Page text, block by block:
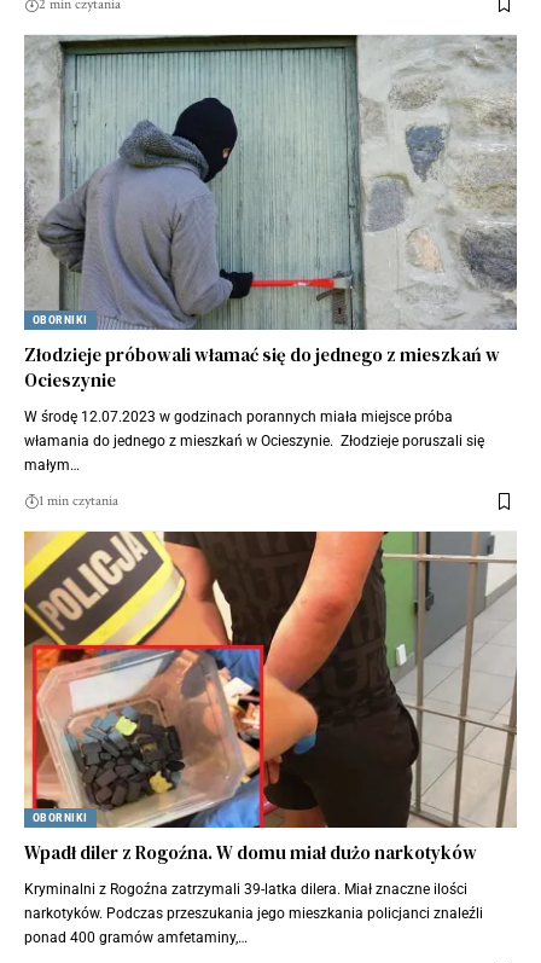
2 min czytania
OBORNIKI
Złodzieje próbowali włamać się do jednego z mieszkań w
Ocieszynie
W środę 12.07.2023 w godzinach porannych miała miejsce próba
włamania do jednego z mieszkań w Ocieszynie. Złodzieje poruszali się
małym…
1 min czytania
OBORNIKI
Wpadł diler z Rogoźna. W domu miał dużo narkotyków
Kryminalni z Rogoźna zatrzymali 39-latka dilera. Miał znaczne ilości
narkotyków. Podczas przeszukania jego mieszkania policjanci znaleźli
ponad 400 gramów amfetaminy,…